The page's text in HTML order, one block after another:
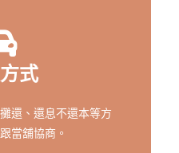
式
還、還息不還本等方
當舖協商。